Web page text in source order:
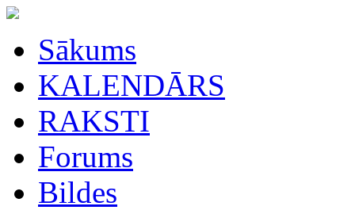
Sākums
KALENDĀRS
RAKSTI
Forums
Bildes